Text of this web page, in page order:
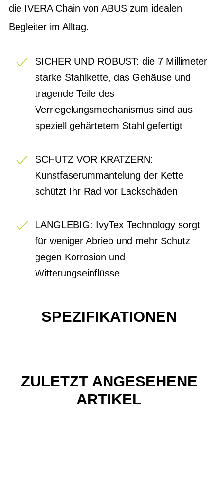
die IVERA Chain von ABUS zum idealen
Begleiter im Alltag.
SICHER UND ROBUST: die 7 Millimeter
starke Stahlkette, das Gehäuse und
tragende Teile des
Verriegelungsmechanismus sind aus
speziell gehärtetem Stahl gefertigt
SCHUTZ VOR KRATZERN:
Kunstfaserummantelung der Kette
schützt Ihr Rad vor Lackschäden
LANGLEBIG: IvyTex Technology sorgt
für weniger Abrieb und mehr Schutz
gegen Korrosion und
Witterungseinflüsse
SPEZIFIKATIONEN
ZULETZT ANGESEHENE
ARTIKEL